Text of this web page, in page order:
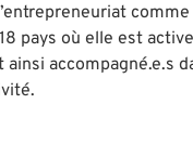
pays où elle est
accompagné.e.s